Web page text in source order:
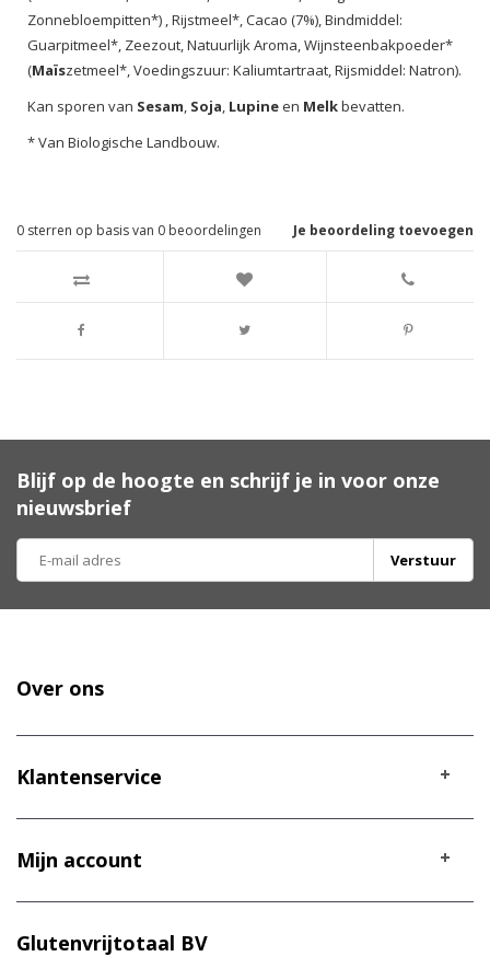
Zonnebloempitten*) , Rijstmeel*, Cacao (7%), Bindmiddel:
Guarpitmeel*, Zeezout, Natuurlijk Aroma, Wijnsteenbakpoeder*
(Maïszetmeel*, Voedingszuur: Kaliumtartraat, Rijsmiddel: Natron).
Kan sporen van Sesam, Soja, Lupineen Melkbevatten.
* Van Biologische Landbouw.
Je beoordeling toevoegen
0 sterren op basis van 0 beoordelingen
Blijf op de hoogte en schrijf je in voor onze
nieuwsbrief
Verstuur
Over ons
Klantenservice
Mijn account
Glutenvrijtotaal BV